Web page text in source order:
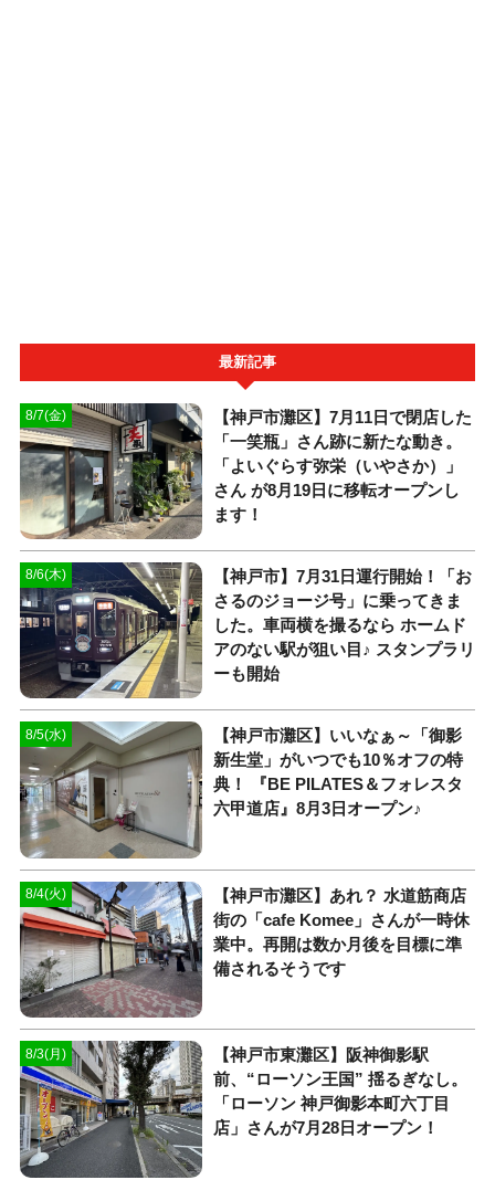
最新記事
8/7(金)
【神戸市灘区】7月11日で閉店した
「一笑瓶」さん跡に新たな動き。
「よいぐらす弥栄（いやさか）」
さん が8月19日に移転オープンし
ます！
8/6(木)
【神戸市】7月31日運行開始！「お
さるのジョージ号」に乗ってきま
した。車両横を撮るなら ホームド
アのない駅が狙い目♪ スタンプラリ
ーも開始
8/5(水)
【神戸市灘区】いいなぁ～「御影
新生堂」がいつでも10％オフの特
典！ 『BE PILATES＆フォレスタ
六甲道店』8月3日オープン♪
8/4(火)
【神戸市灘区】あれ？ 水道筋商店
街の「cafe Komee」さんが一時休
業中。再開は数か月後を目標に準
備されるそうです
8/3(月)
【神戸市東灘区】阪神御影駅
前、“ローソン王国” 揺るぎなし。
「ローソン 神戸御影本町六丁目
店」さんが7月28日オープン！